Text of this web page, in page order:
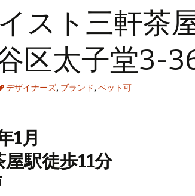
スト三軒茶
区太子堂3-
デザイナーズ, ブランド, ペット可
月
駅徒歩11分